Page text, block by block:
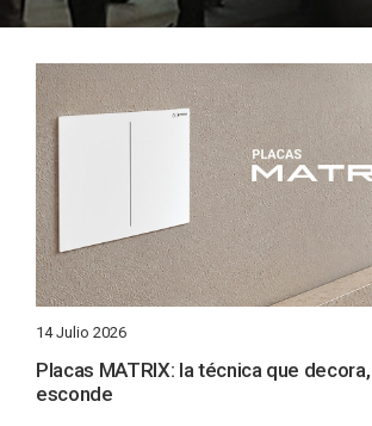
14 Julio 2026
Placas MATRIX: la técnica que
esconde